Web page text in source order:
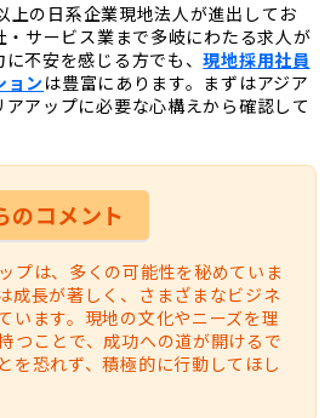
上の日系企業現地法人が進出してお
・サービス業まで多岐にわたる求人が
不安を感じる方でも、現地採用社員
ョン は豊富にあります。まずはアジア
アップに必要な心構えから確認して
のコメント
プは、多くの可能性を秘めていま
成長が著しく、さまざまなビジネ
います。現地の文化やニーズを理
つことで、成功への道が開けるで
を恐れず、積極的に行動してほし